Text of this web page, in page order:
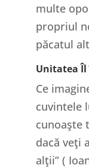
multe
propriul
păcatul
Unitatea
Ce
cuvintele
cunoaşte
dacă veţi
alţii” (